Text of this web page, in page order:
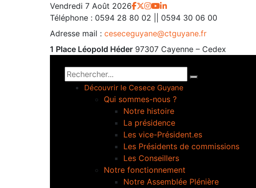
Vendredi 7 Août 2026
Téléphone : 0594 28 80 02 || 0594 30 06 00
Adresse mail : ceseceguyane@ctguyane.fr
1 Place Léopold Héder 97307 Cayenne – Cedex
Découvrir le Cesece Guyane
Qui sommes-nous ?
Notre histoire
La présidence
Les vice-Président.es
Les Présidents de commissions
Les Conseillers
Notre fonctionnement
Notre Assemblée Plénière